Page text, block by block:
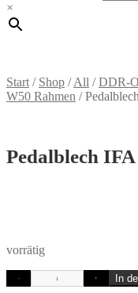
×
Start / Shop /All /DDR-
W50 Rahmen /
Pedalblech
vorrätig
- + In